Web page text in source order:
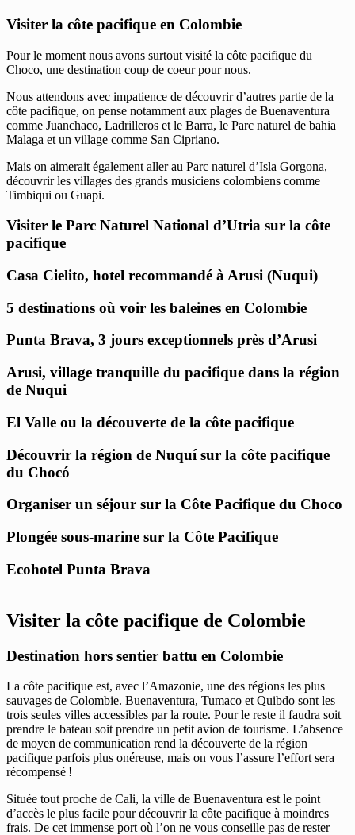
Visiter la côte pacifique en Colombie
Pour le moment nous avons surtout visité la côte pacifique du
Choco, une destination coup de coeur pour nous.
Nous attendons avec impatience de découvrir d’autres partie de la
côte pacifique, on pense notamment aux plages de Buenaventura
comme Juanchaco, Ladrilleros et le Barra, le Parc naturel de bahia
Malaga et un village comme San Cipriano.
Mais on aimerait également aller au Parc naturel d’Isla Gorgona,
découvrir les villages des grands musiciens colombiens comme
Timbiqui ou Guapi.
Visiter le Parc Naturel National d’Utria sur la côte
pacifique
Casa Cielito, hotel recommandé à Arusi (Nuqui)
5 destinations où voir les baleines en Colombie
Punta Brava, 3 jours exceptionnels près d’Arusi
Arusi, village tranquille du pacifique dans la région
de Nuqui
El Valle ou la découverte de la côte pacifique
Découvrir la région de Nuquí sur la côte pacifique
du Chocó
Organiser un séjour sur la Côte Pacifique du Choco
Plongée sous-marine sur la Côte Pacifique
Ecohotel Punta Brava
Visiter la côte pacifique de Colombie
Destination hors sentier battu en Colombie
La côte pacifique est, avec l’Amazonie, une des régions les plus
sauvages de Colombie. Buenaventura, Tumaco et Quibdo sont les
trois seules villes accessibles par la route. Pour le reste il faudra soit
prendre le bateau soit prendre un petit avion de tourisme. L’absence
de moyen de communication rend la découverte de la région
pacifique parfois plus onéreuse, mais on vous l’assure l’effort sera
récompensé !
Située tout proche de Cali, la ville de Buenaventura est le point
d’accès le plus facile pour découvrir la côte pacifique à moindres
frais. De cet immense port où l’on ne vous conseille pas de rester